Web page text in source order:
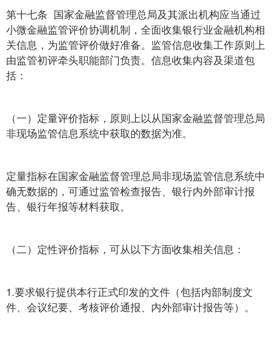
第十七条 国家金融监督管理总局及其派出机构应当通过
小微金融监管评价协调机制，全面收集银行业金融机构相
关信息，为监管评价做好准备。监管信息收集工作原则上
由监管初评牵头职能部门负责。信息收集内容及渠道包
括：
（一）定量评价指标，原则上以从国家金融监督管理总局
非现场监管信息系统中获取的数据为准。
定量指标在国家金融监督管理总局非现场监管信息系统中
确无数据的，可通过监管检查报告、银行内外部审计报
告、银行年报等材料获取。
（二）定性评价指标，可从以下方面收集相关信息：
1.要求银行提供本行正式印发的文件（包括内部制度文
件、会议纪要、考核评价通报、内外部审计报告等）。